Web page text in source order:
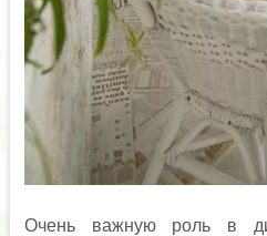
Очень важную роль в